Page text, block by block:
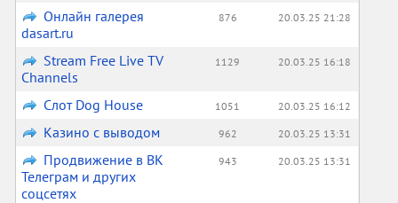
Онлайн галерея
dasart.ru
876 20.03.25 21:28
Stream Free Live TV
Channels
1129 20.03.25 16:18
Слот Dog House 1051 20.03.25 16:12
Казино с выводом 962 20.03.25 13:31
Продвижение в ВК
Телеграм и других
соцсетях
943 20.03.25 13:31